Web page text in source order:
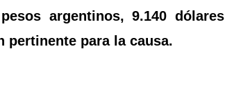
argentinos, 9.140 dólares
pertinente para la causa.